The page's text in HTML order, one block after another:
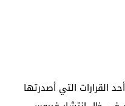
القرارات التي أصدرتها